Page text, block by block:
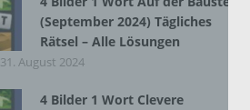
(September 2024) Tägliches
Rätsel – Alle Lösungen
31. August 2024
4 Bilder 1 Wort Clevere